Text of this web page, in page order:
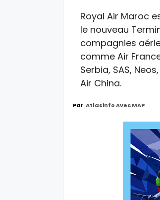
Royal Air Maroc
le nouveau
compagnies
comme Air
Serbia, SAS,
Air China.
Par Atlasinfo Avec MAP